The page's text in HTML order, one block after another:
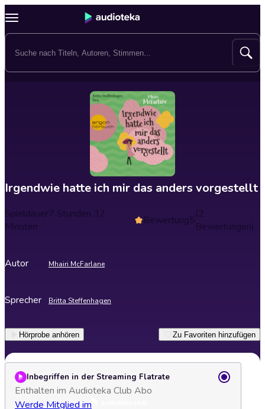
Irgendwie hatte ich mir das anders vorgestellt
Spieldauer7 Stunden 32
Minuten
Bewertung5(2
Bewertungen)
Autor Mhairi McFarlane
Sprecher Britta Steffenhagen
Hörprobe anhören Zu Favoriten hinzufügen
Inbegriffen in der Streaming Flatrate
Enthalten im Audioteka Club Abo
Werde Mitglied im